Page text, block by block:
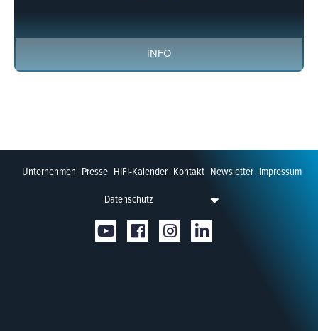
INFO
Unternehmen Presse HIFI-Kalender Kontakt Newsletter Impressum
Datenschutz